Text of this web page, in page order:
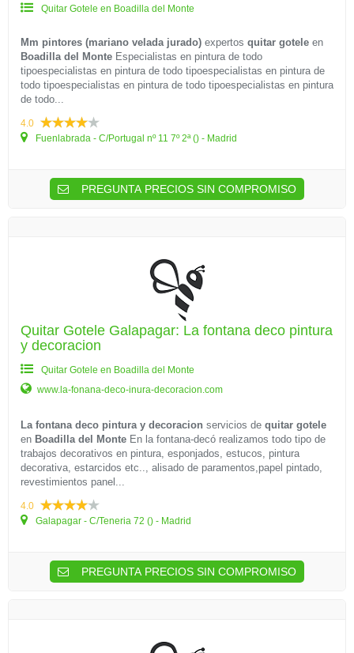
Quitar Gotele en Boadilla del Monte
Mm pintores (mariano velada jurado) expertos quitar gotele en
Boadilla del Monte Especialistas en pintura de todo
tipoespecialistas en pintura de todo tipoespecialistas en pintura de
todo tipoespecialistas en pintura de todo tipoespecialistas en pintura
de todo...
4.0
Fuenlabrada - C/Portugal nº 11 7º 2ª () - Madrid
PREGUNTA PRECIOS SIN COMPROMISO
Quitar Gotele Galapagar: La fontana deco pintura
y decoracion
Quitar Gotele en Boadilla del Monte
www.la-fonana-deco-inura-decoracion.com
La fontana deco pintura y decoracion servicios de quitar gotele
en Boadilla del Monte En la fontana-decó realizamos todo tipo de
trabajos decorativos en pintura, esponjados, estucos, pintura
decorativa, estarcidos etc.., alisado de paramentos,papel pintado,
revestimientos panel...
4.0
Galapagar - C/Teneria 72 () - Madrid
PREGUNTA PRECIOS SIN COMPROMISO